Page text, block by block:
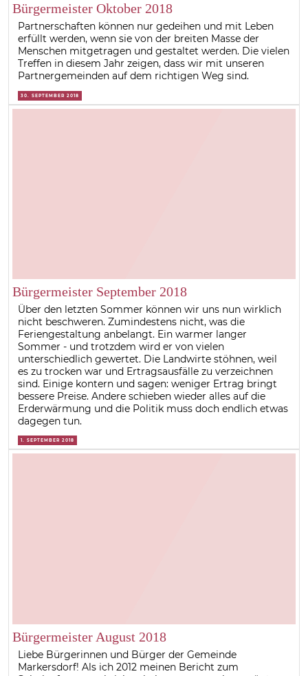
Bürgermeister Oktober 2018
Partnerschaften können nur gedeihen und mit Leben
erfüllt werden, wenn sie von der breiten Masse der
Menschen mitgetragen und gestaltet werden. Die vielen
Treffen in diesem Jahr zeigen, dass wir mit unseren
Partnergemeinden auf dem richtigen Weg sind.
30. SEPTEMBER 2018
Bürgermeister September 2018
Über den letzten Sommer können wir uns nun wirklich
nicht beschweren. Zumindestens nicht, was die
Feriengestaltung anbelangt. Ein warmer langer
Sommer - und trotzdem wird er von vielen
unterschiedlich gewertet. Die Landwirte stöhnen, weil
es zu trocken war und Ertragsausfälle zu verzeichnen
sind. Einige kontern und sagen: weniger Ertrag bringt
bessere Preise. Andere schieben wieder alles auf die
Erderwärmung und die Politik muss doch endlich etwas
dagegen tun.
1. SEPTEMBER 2018
Bürgermeister August 2018
Liebe Bürgerinnen und Bürger der Gemeinde
Markersdorf! Als ich 2012 meinen Bericht zum